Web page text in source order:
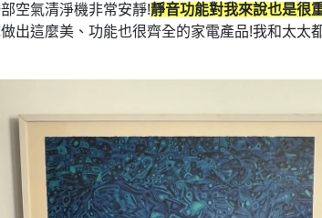
空氣清淨機非常安靜!靜音功能對我來說也是很
出這麼美、功能也很齊全的家電產品!我和太太